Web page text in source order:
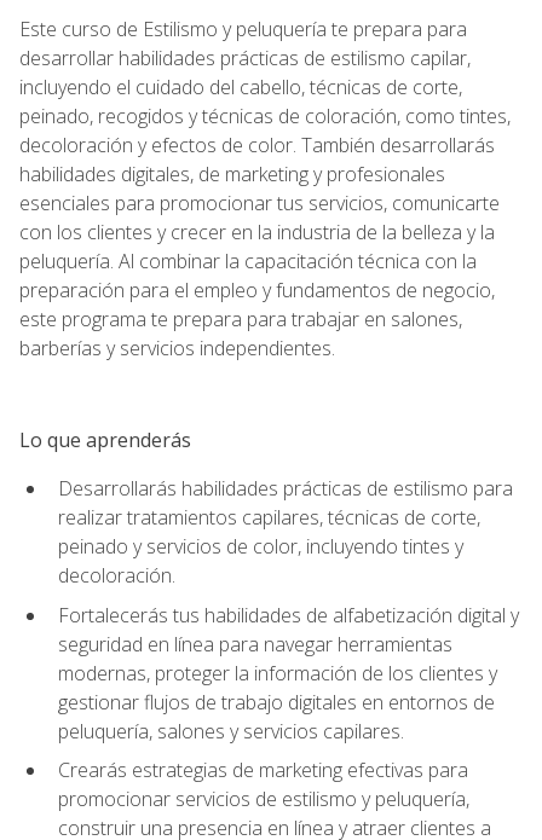
Este curso de Estilismo y peluquería te prepara para
desarrollar habilidades prácticas de estilismo capilar,
incluyendo el cuidado del cabello, técnicas de corte,
peinado, recogidos y técnicas de coloración, como tintes,
decoloración y efectos de color. También desarrollarás
habilidades digitales, de marketing y profesionales
esenciales para promocionar tus servicios, comunicarte
con los clientes y crecer en la industria de la belleza y la
peluquería. Al combinar la capacitación técnica con la
preparación para el empleo y fundamentos de negocio,
este programa te prepara para trabajar en salones,
barberías y servicios independientes.
Lo que aprenderás
Desarrollarás habilidades prácticas de estilismo para
realizar tratamientos capilares, técnicas de corte,
peinado y servicios de color, incluyendo tintes y
decoloración.
Fortalecerás tus habilidades de alfabetización digital y
seguridad en línea para navegar herramientas
modernas, proteger la información de los clientes y
gestionar flujos de trabajo digitales en entornos de
peluquería, salones y servicios capilares.
Crearás estrategias de marketing efectivas para
promocionar servicios de estilismo y peluquería,
construir una presencia en línea y atraer clientes a